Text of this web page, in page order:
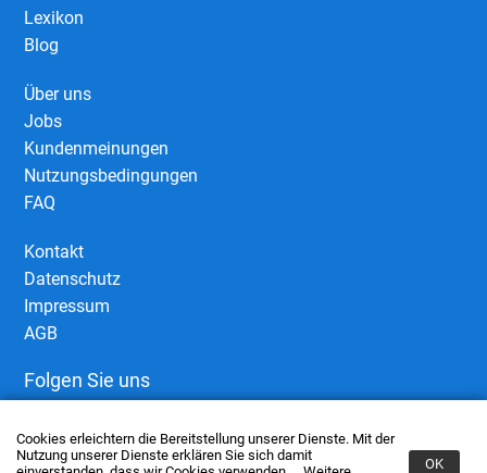
Cookies erleichtern die Bereitstellung unserer Dienste. Mit der
Nutzung unserer Dienste erklären Sie sich damit
OK
Lexikon
Blog
Über uns
Jobs
Kundenmeinungen
Nutzungsbedingungen
FAQ
Kontakt
Datenschutz
Impressum
AGB
Folgen Sie uns